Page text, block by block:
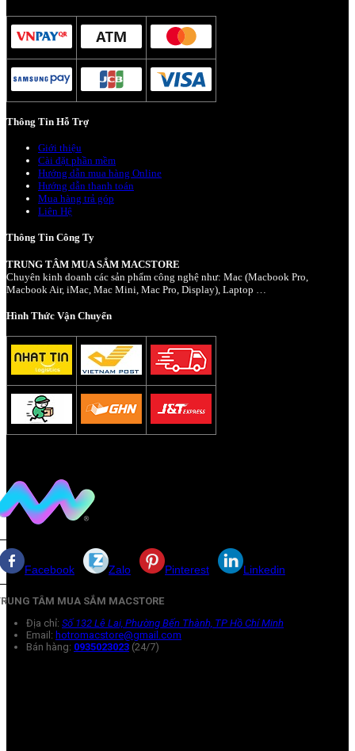
Thông Tin Hỗ Trợ
Giới thiệu
Cài đặt phần mềm
Hướng dẫn mua hàng Online
Hướng dẫn thanh toán
Mua hàng trả góp
Liên Hệ
Thông Tin Công Ty
TRUNG TÂM MUA SẮM MACSTORE
Chuyên kinh doanh các sản phẩm công nghệ như: Mac (Macbook Pro,
Macbook Air, iMac, Mac Mini, Mac Pro, Display), Laptop …
Hình Thức Vận Chuyển
Facebook Zalo Pinterest Linkedin
TÂM MUA SẮM MACSTORE
Địa chỉ: Số 132 Lê Lai, Phường Bến Thành, TP Hồ Chí Minh
Email: hotromacstore@gmail.com
Bán hàng: 0935023023 (24/7)